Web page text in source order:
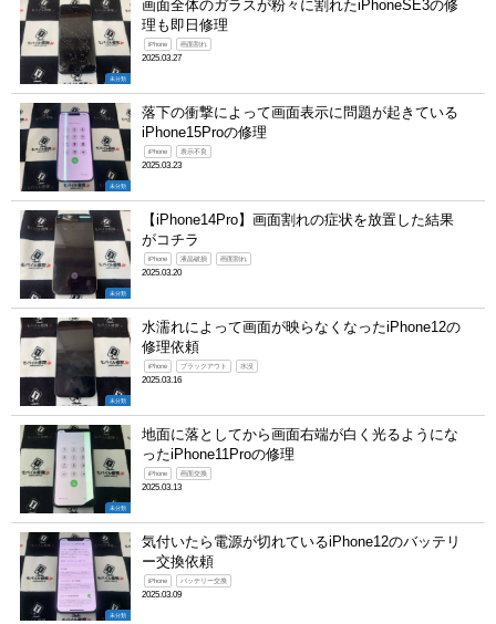
未分類
画面全体のガラスが粉々に割れたiPhoneSE3の修
理も即日修理
iPhone 画面割れ
2025.03.27
未分類
落下の衝撃によって画面表示に問題が起きている
iPhone15Proの修理
iPhone 表示不良
2025.03.23
未分類
【iPhone14Pro】画面割れの症状を放置した結果
がコチラ
iPhone 液晶破損 画面割れ
2025.03.20
未分類
水濡れによって画面が映らなくなったiPhone12の
修理依頼
iPhone ブラックアウト 水没
2025.03.16
未分類
地面に落としてから画面右端が白く光るようにな
ったiPhone11Proの修理
iPhone 画面交換
2025.03.13
未分類
気付いたら電源が切れているiPhone12のバッテリ
ー交換依頼
iPhone バッテリー交換
2025.03.09